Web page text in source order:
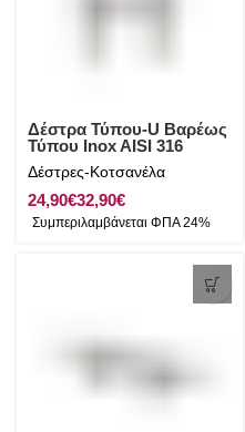
Δέστρα Τύπου-U Βαρέως
Τύπου Inox AISI 316
Δέστρες-Κοτσανέλα
€ €